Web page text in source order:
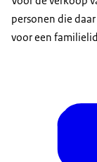
personen die
voor een